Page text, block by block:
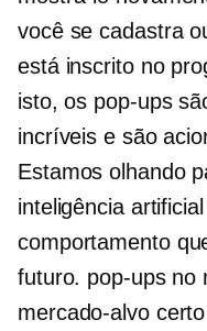
você se cadastra
está inscrito no
isto, os pop-ups
incríveis e são
Estamos olhando
inteligência
comportamento
futuro. pop-upsno
mercado-alvo